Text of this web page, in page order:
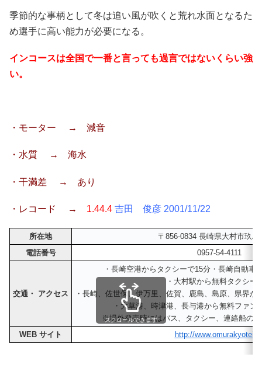
季節的な事柄として冬は追い風が吹くと荒れ水面となるた
め選手に高い能力が必要になる。
インコースは全国で一番と言っても過言ではないくらい強
い。
・モーター → 減音
・水質 → 海水
・干満差 → あり
・レコード → 1.44.4 吉田 俊彦 2001/11/22
所在地
〒856-0834 長崎県大村市玖島
電話番号
0957-54-4111
交通・ アクセス
・長崎空港からタクシーで15分・長崎自動車
・大村駅から無料タクシー
・長崎、佐世保、伊万里、佐賀、鹿島、島原、県界
・大草港、時津港、長与港から無料ファン
※場外発売時にはバス、タクシー、連絡船の
WEB サイト
http://
スクロールできます